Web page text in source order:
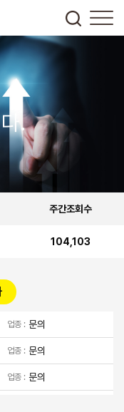
.
주간조회수
104,103
업종 : 문의
업종 : 문의
업종 : 문의